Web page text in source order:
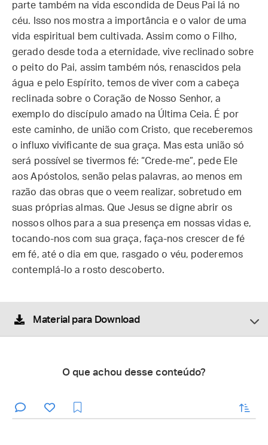
parte também na vida escondida de Deus Pai lá no
céu. Isso nos mostra a importância e o valor de uma
vida espiritual bem cultivada. Assim como o Filho,
gerado desde toda a eternidade, vive reclinado sobre
o peito do Pai, assim também nós, renascidos pela
água e pelo Espírito, temos de viver com a cabeça
reclinada sobre o Coração de Nosso Senhor, a
exemplo do discípulo amado na Última Ceia. É por
este caminho, de união com Cristo, que receberemos
o influxo vivificante de sua graça. Mas esta união só
será possível se tivermos fé: “Crede-me”, pede Ele
aos Apóstolos, senão pelas palavras, ao menos em
razão das obras que o veem realizar, sobretudo em
suas próprias almas. Que Jesus se digne abrir os
nossos olhos para a sua presença em nossas vidas e,
tocando-nos com sua graça, faça-nos crescer de fé
em fé, até o dia em que, rasgado o véu, poderemos
contemplá-lo a rosto descoberto.
Material para Download
O que achou desse conteúdo?
enviar